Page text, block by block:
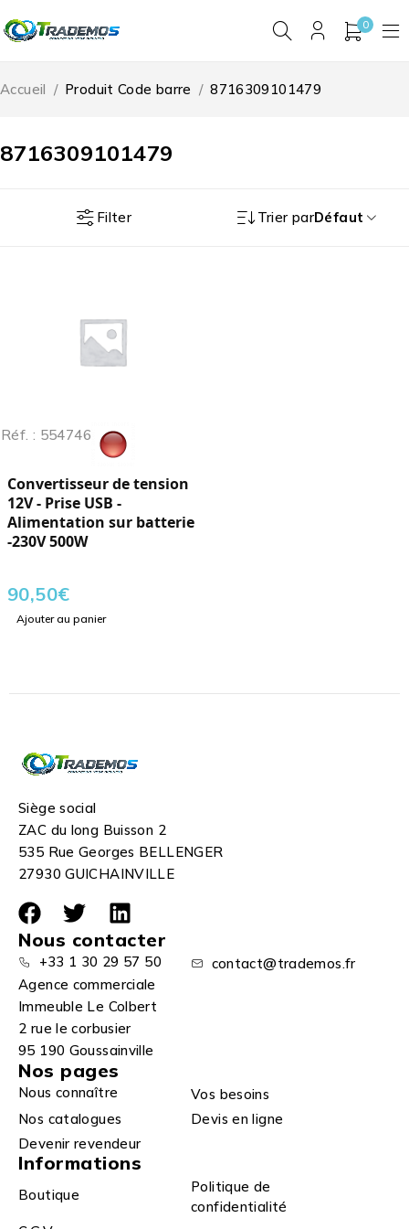
0
8716309101479
Accueil / Produit Code barre / 8716309101479
Filter Trier parDéfaut
Réf. : 554746
Convertisseur de tension
12V - Prise USB -
Alimentation sur batterie
-230V 500W
90,50€
Ajouter au panier
Siège social
ZAC du long Buisson 2
535 Rue Georges BELLENGER
27930 GUICHAINVILLE
Nous contacter
+33 1 30 29 57 50
contact@trademos.fr
Agence commerciale
Immeuble Le Colbert
2 rue le corbusier
95 190 Goussainville
Nos pages
Nous connaître
Vos besoins
Nos catalogues
Devis en ligne
Devenir revendeur
Informations
Boutique
Politique de
confidentialité